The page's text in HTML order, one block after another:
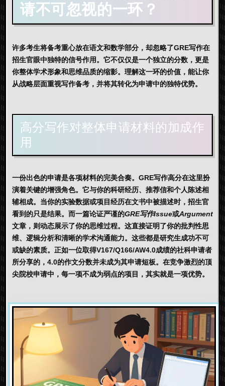
请不可忽视的一环？
许多考生将备考重心放在语文和数学部分，却忽略了GRE写作在
招生官眼中独特的信号作用。它不仅仅是一个独立的分数，更是
你整体学术形象和思维品质的缩影。理解这一环的价值，能让你
从战略层面重视写作备考，并将其转化为申请中的独特优势。
高分写作对整体申请材料的加成作
用
一份出色的申请是各项材料的完美合奏。 GRE写作高分在这里扮
演着关键的增强角色。它与你的科研经历、推荐信和个人陈述相
辅相成。当你的实验数据或项目经历在文书中被描述时，招生官
看到的只是结果。而一篇论证严谨的GRE写作Issue或Argument
文章，则动态展示了你的思维过程。这直接证明了你的批判性思
维、逻辑分析和清晰的学术沟通能力。这些都是研究生成功不可
或缺的素质。正如一位取得V167/Q166/AW4.0成绩的社科申请者
所分享的，4.0的作文分数并未成为其申请短板。在竞争激烈的顶
尖院校申请中，每一项不成为弱点的项目，其实就是一项优势。